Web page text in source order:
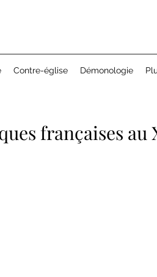
Contre-église Démonologie
françaises au